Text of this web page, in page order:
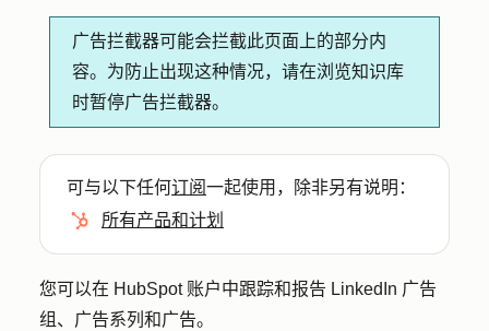
广告拦截器可能会拦截此页面上的部分内
容。为防止出现这种情况，请在浏览知识库
时暂停广告拦截器。
可与以下任何订阅一起使用，除非另有说明：
所有产品和计划
您可以在 HubSpot 账户中跟踪和报告 LinkedIn 广告
组、广告系列和广告。